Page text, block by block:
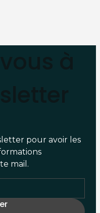
pour avoir les
mail.